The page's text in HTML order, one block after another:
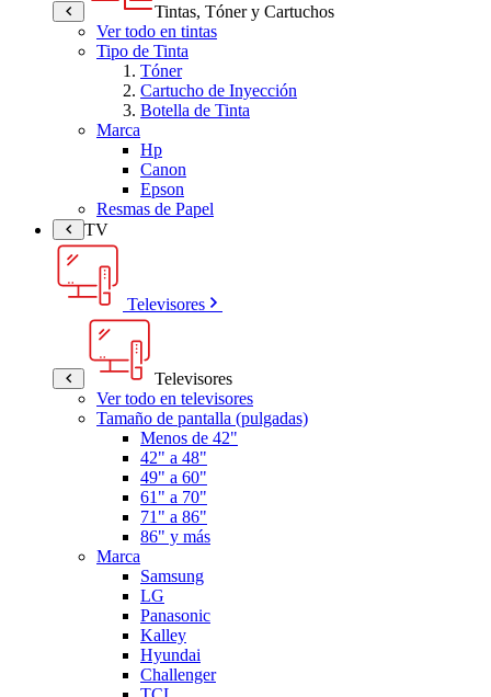
Tintas, Tóner y Cartuchos
Ver todo en tintas
Tipo de Tinta
Tóner
Cartucho de Inyección
Botella de Tinta
Marca
Hp
Canon
Epson
Resmas de Papel
TV
Televisores
Televisores
Ver todo en televisores
Tamaño de pantalla (pulgadas)
Menos de 42"
42" a 48"
49" a 60"
61" a 70"
71" a 86"
86" y más
Marca
Samsung
LG
Panasonic
Kalley
Hyundai
Challenger